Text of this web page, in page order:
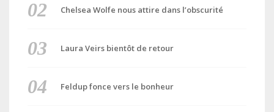
Chelsea Wolfe nous attire dans l’obscurité
Laura Veirs bientôt de retour
Feldup fonce vers le bonheur